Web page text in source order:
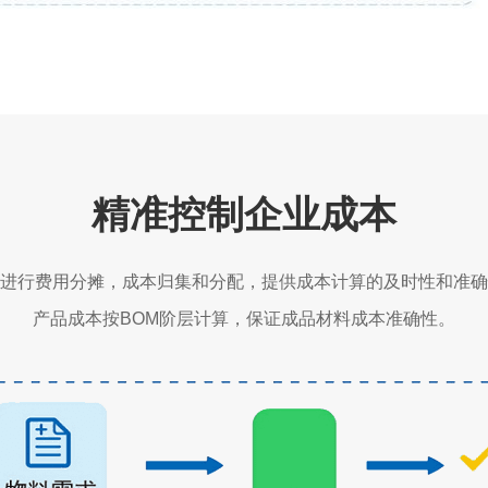
精准控制企业成本
行费用分摊，成本归集和分配，提供成本计算的及时性和准
产品成本按BOM阶层计算，保证成品材料成本准确性。